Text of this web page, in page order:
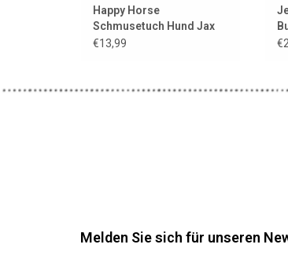
Happy Horse
Schmusetuch Hund Jax
€13,99
Melden Sie sich für unseren